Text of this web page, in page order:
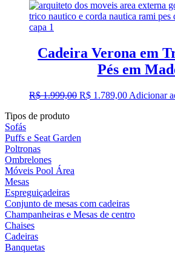
Cadeira Verona em
Pés em
R$1.999,00 O
R$ 1.999,00.
R$ 1.789,00OAdicionar
Tipos de produto
Sofás
Puffs e Seat Garden
Poltronas
Ombrelones
Móveis Pool Área
Mesas
Espreguiçadeiras
Conjunto de mesas com cadeiras
Champanheiras e Mesas de centro
Chaises
Cadeiras
Banquetas